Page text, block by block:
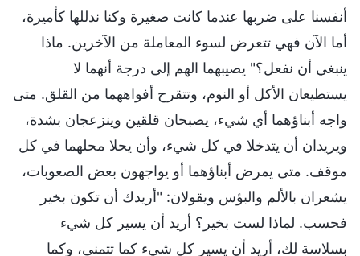
أنفسنا على ضربها عندما كانت صغيرة وكنا ندللها كأميرة،
أما الآن فهي تتعرض لسوء المعاملة من الآخرين. ماذا
ينبغي أن نفعل؟" يصيبهما الهم إلى درجة أنهما لا
يستطيعان الأكل أو النوم، وتتقرح أفواههما من القلق. متى
واجه أبناؤهما أي شيء، يصبحان قلقين وينزعجان بشدة،
ويريدان أن يتدخلا في كل شيء، وأن يحلا محلهما في كل
موقف. متى يمرض أبناؤهما أو يواجهون بعض الصعوبات،
يشعران بالألم والبؤس ويقولان: "أريدك أن تكون بخير
فحسب. لماذا لست بخير؟ أريد أن يسير كل شيء
بسلاسة لك، أريد أن يسير كل شيء كما تتمنى، وكما